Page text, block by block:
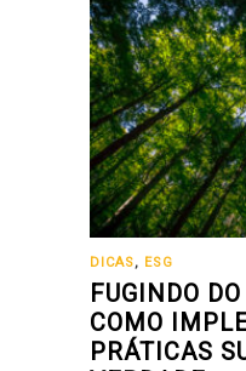
DICAS, ESG
FUGINDO
COMO
PRÁTICAS